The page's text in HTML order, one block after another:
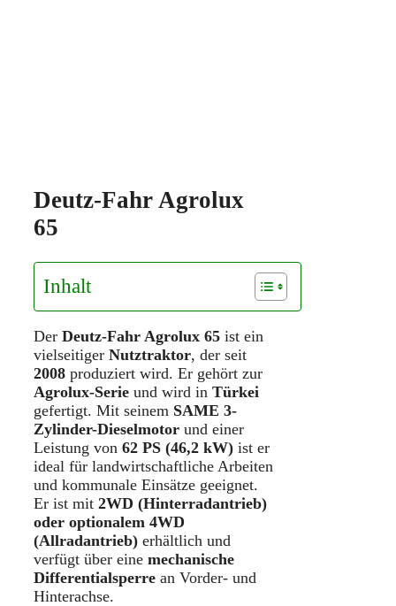
Deutz-Fahr Agrolux
65
Inhalt
Der Deutz-Fahr Agrolux 65 ist ein
vielseitiger Nutztraktor, der seit
2008 produziert wird. Er gehört zur
Agrolux-Serie und wird in Türkei
gefertigt. Mit seinem SAME 3-
Zylinder-Dieselmotor und einer
Leistung von 62 PS (46,2 kW) ist er
ideal für landwirtschaftliche Arbeiten
und kommunale Einsätze geeignet.
Er ist mit 2WD (Hinterradantrieb)
oder optionalem 4WD
(Allradantrieb) erhältlich und
verfügt über eine mechanische
Differentialsperre an Vorder- und
Hinterachse.